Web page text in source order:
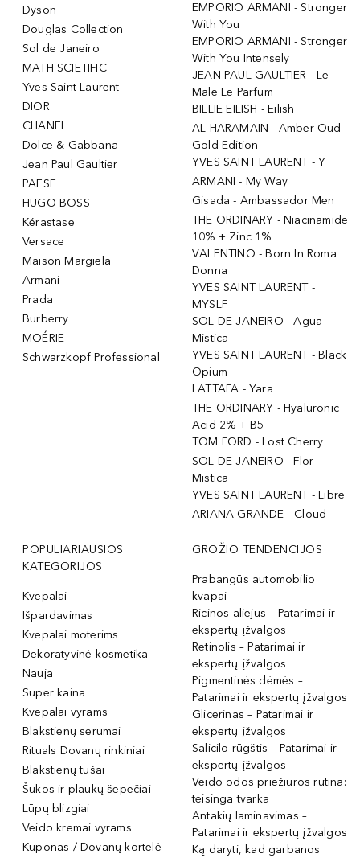
Dyson
Douglas Collection
Sol de Janeiro
MATH SCIETIFIC
Yves Saint Laurent
DIOR
CHANEL
Dolce & Gabbana
Jean Paul Gaultier
PAESE
HUGO BOSS
Kérastase
Versace
Maison Margiela
Armani
Prada
Burberry
MOÉRIE
Schwarzkopf Professional
EMPORIO ARMANI - Stronger
With You
EMPORIO ARMANI - Stronger
With You Intensely
JEAN PAUL GAULTIER - Le
Male Le Parfum
BILLIE EILISH - Eilish
AL HARAMAIN - Amber Oud
Gold Edition
YVES SAINT LAURENT - Y
ARMANI - My Way
Gisada - Ambassador Men
THE ORDINARY - Niacinamide
10% + Zinc 1%
VALENTINO - Born In Roma
Donna
YVES SAINT LAURENT -
MYSLF
SOL DE JANEIRO - Agua
Mistica
YVES SAINT LAURENT - Black
Opium
LATTAFA - Yara
THE ORDINARY - Hyaluronic
Acid 2% + B5
TOM FORD - Lost Cherry
SOL DE JANEIRO - Flor
Mistica
YVES SAINT LAURENT - Libre
ARIANA GRANDE - Cloud
POPULIARIAUSIOS
KATEGORIJOS
Kvepalai
Išpardavimas
Kvepalai moterims
Dekoratyvinė kosmetika
Nauja
Super kaina
Kvepalai vyrams
Blakstienų serumai
Rituals Dovanų rinkiniai
Blakstienų tušai
Šukos ir plaukų šepečiai
Lūpų blizgiai
Veido kremai vyrams
Kuponas / Dovanų kortelė
GROŽIO TENDENCIJOS
Prabangūs automobilio
kvapai
Ricinos aliejus – Patarimai ir
ekspertų įžvalgos
Retinolis – Patarimai ir
ekspertų įžvalgos
Pigmentinės dėmės –
Patarimai ir ekspertų įžvalgos
Glicerinas – Patarimai ir
ekspertų įžvalgos
Salicilo rūgštis – Patarimai ir
ekspertų įžvalgos
Veido odos priežiūros rutina:
teisinga tvarka
Antakių laminavimas –
Patarimai ir ekspertų įžvalgos
Ką daryti, kad garbanos